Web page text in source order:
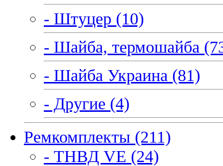
- Штуцер (10)
- Шайба, термошайба
- Шайба Украина (81)
- Другие (4)
Ремкомплекты (211)
- ТНВД VE (24)